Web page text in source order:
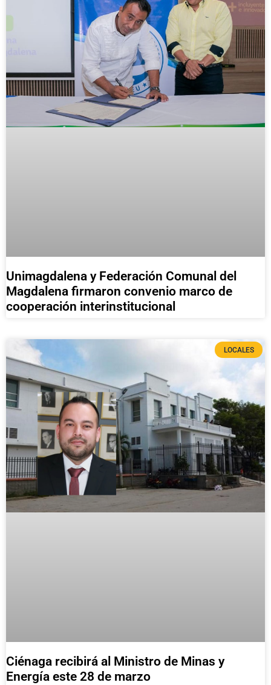
Unimagdalena y Federación Comunal del
Magdalena firmaron convenio marco de
cooperación interinstitucional
LOCALES
Ciénaga recibirá al Ministro de Minas y
Energía este 28 de marzo